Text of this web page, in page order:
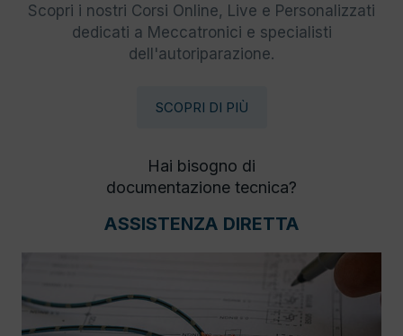
Scopri i nostri Corsi Online, Live e Personalizzati
dedicati a Meccatronici e specialisti
dell'autoriparazione.
SCOPRI DI PIÙ
Hai bisogno di
documentazione tecnica?
ASSISTENZA DIRETTA